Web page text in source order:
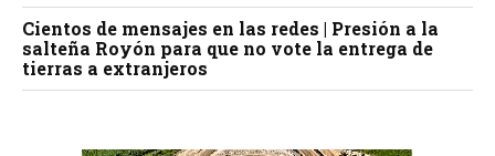
Cientos de mensajes en las redes | Presión a la
salteña Royón para que no vote la entrega de
tierras a extranjeros